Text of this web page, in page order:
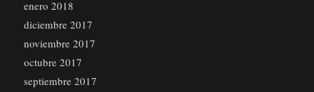
enero 2018
diciembre 2017
noviembre 2017
octubre 2017
septiembre 2017